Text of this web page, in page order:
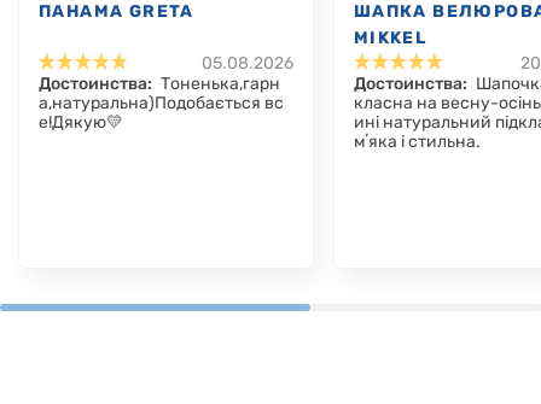
ПАНАМА GRETA
05.08.2026
Достоинства: Тоненька,гарн
а,натуральна)Подобається вс
е!Дякую💛
ШАПКА
MIKKEL
Достоинства:
класна на весну-
ині натуральний
мʼяка і стильна.